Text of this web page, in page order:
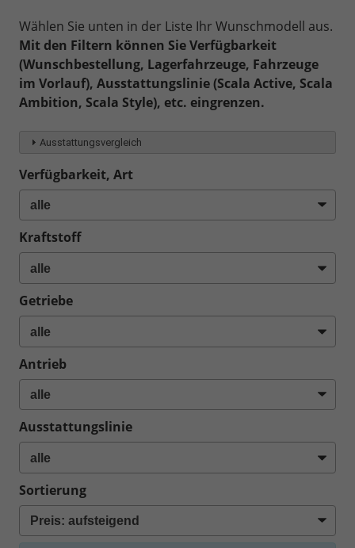
Wählen Sie unten in der Liste Ihr Wunschmodell aus.
Mit den Filtern können Sie Verfügbarkeit
(Wunschbestellung, Lagerfahrzeuge, Fahrzeuge
im Vorlauf), Ausstattungslinie (Scala Active, Scala
Ambition, Scala Style), etc. eingrenzen.
Ausstattungsvergleich
Verfügbarkeit, Art
Kraftstoff
Getriebe
Antrieb
Ausstattungslinie
Sortierung